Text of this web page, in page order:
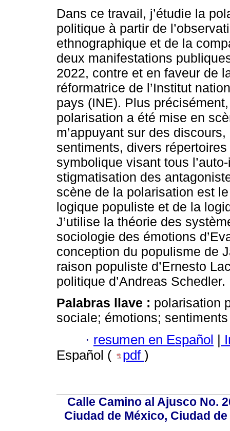
Dans ce travail, j’étudie la
politique à partir de
ethnographique et de la
deux manifestations
2022, contre et en faveur de
réformatrice de l’Institut
pays (INE). Plus
polarisation a été mise en
m’appuyant sur des
sentiments, divers
symbolique visant tous
stigmatisation des
scène de la polarisation est
logique populiste et de la
J’utilise la théorie des
sociologie des émotions
conception du populisme de
raison populiste d’Ernesto
politique d’Andreas Schedler.
Palabras llave : polarisation
sociale; émotions;
· resumen en Español |
Español (
pdf )
Calle Camino al Ajusco No.
Ciudad de México, Ciudad